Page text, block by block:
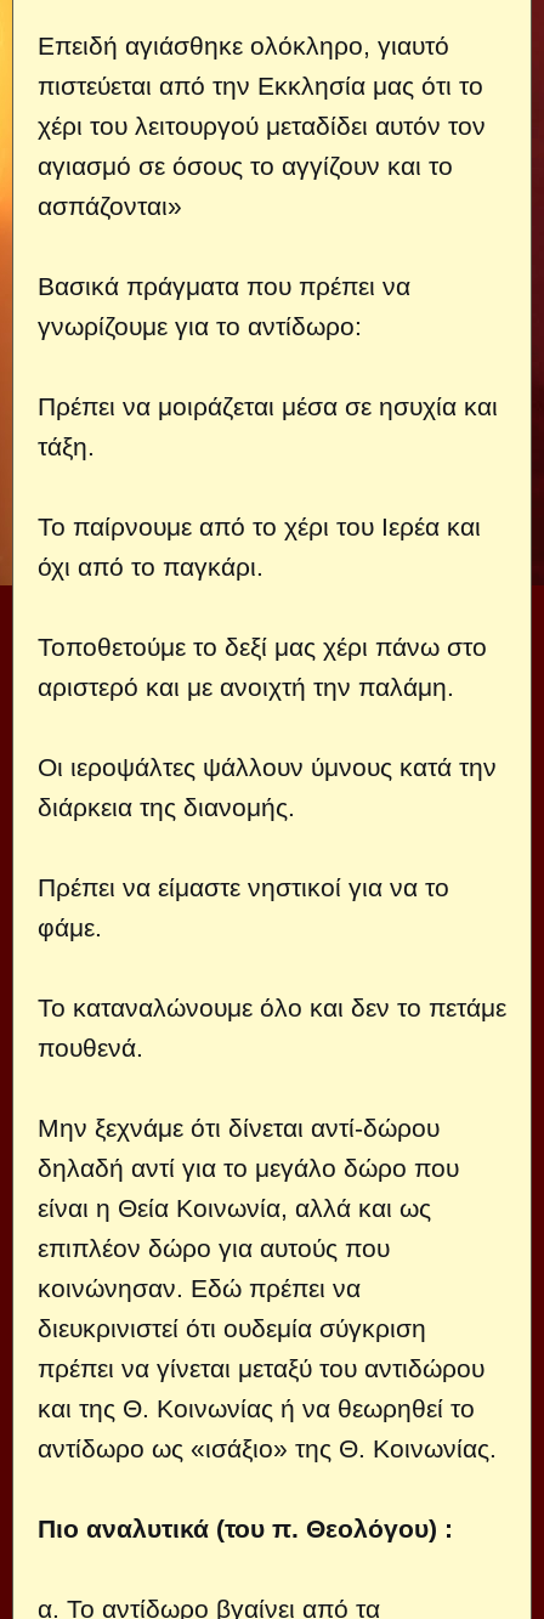
Επειδή αγιάσθηκε ολόκληρο, γιαυτό
πιστεύεται από την Εκκλησία μας ότι το
χέρι του λειτουργού μεταδίδει αυτόν τον
αγιασμό σε όσους το αγγίζουν και το
ασπάζονται»
Βασικά πράγματα που πρέπει να
γνωρίζουμε για το αντίδωρο:
Πρέπει να μοιράζεται μέσα σε ησυχία και
τάξη.
Το παίρνουμε από το χέρι του Ιερέα και
όχι από το παγκάρι.
Τοποθετούμε το δεξί μας χέρι πάνω στο
αριστερό και με ανοιχτή την παλάμη.
Οι ιεροψάλτες ψάλλουν ύμνους κατά την
διάρκεια της διανομής.
Πρέπει να είμαστε νηστικοί για να το
φάμε.
Το καταναλώνουμε όλο και δεν το πετάμε
πουθενά.
Μην ξεχνάμε ότι δίνεται αντί-δώρου
δηλαδή αντί για το μεγάλο δώρο που
είναι η Θεία Κοινωνία, αλλά και ως
επιπλέον δώρο για αυτούς που
κοινώνησαν. Εδώ πρέπει να
διευκρινιστεί ότι ουδεμία σύγκριση
πρέπει να γίνεται μεταξύ του αντιδώρου
και της Θ. Κοινωνίας ή να θεωρηθεί το
αντίδωρο ως «ισάξιο» της Θ. Κοινωνίας.
Πιο αναλυτικά (του π. Θεολόγου) :
α. Το αντίδωρο βγαίνει από τα